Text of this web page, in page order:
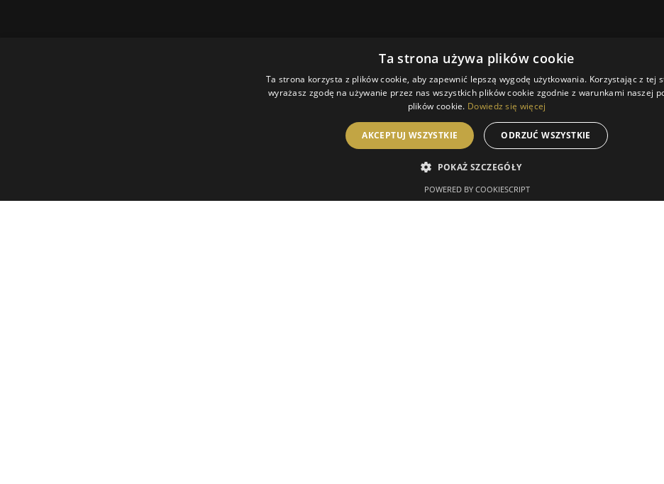
Ta strona używa plików cookie
Ta strona korzysta z plików cookie, aby zapewnić lepszą wygodę użytkowania. Korzystając z tej
wyrażasz zgodę na używanie przez nas wszystkich plików cookie zgodnie z warunkami naszej
plików cookie. Dowiedz się więcej
AKCEPTUJ WSZYSTKIE ODRZUĆ WSZYSTKIE
POKAŻ SZCZEGÓŁY
POWERED BY COOKIESCRIPT